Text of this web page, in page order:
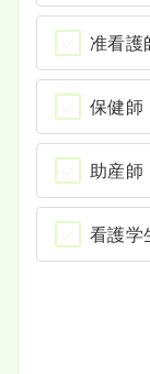
准看護
保健師
助産師
看護学